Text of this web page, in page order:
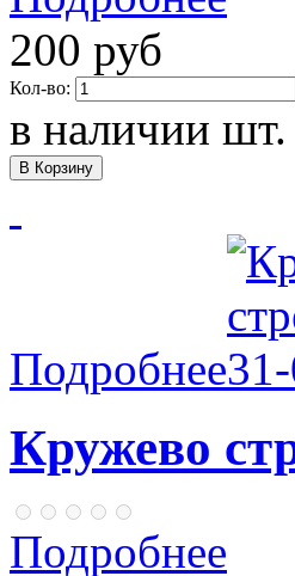
200 руб
Кол-во:
в наличии шт.
Подробнее
Кружево
Подробнее